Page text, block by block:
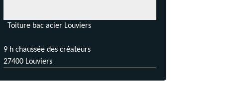
Toiture bac acier Louviers
9 h chaussée des créateurs
27400 Louviers